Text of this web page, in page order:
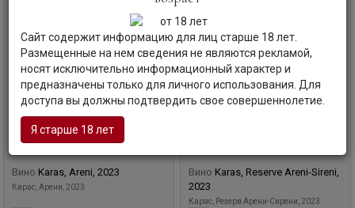
Вино Karas, Areni, 2023
Карас, Арени, 2023
Вино Karas, Reserve Areni-Sireni,
2023
Карас, Резерв Арени-Сирени, 2023
Сайт содержит информацию для лиц старше 18 лет.
Размещенные на нем сведения не являются рекламой,
носят исключительно информационный характер и
предназначены только для личного использования. Для
доступа вы должны подтвердить свое совершеннолетие.
Я старше 18 лет